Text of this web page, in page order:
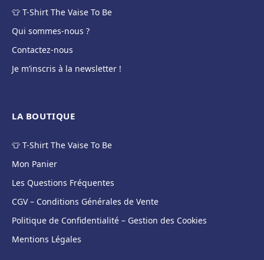
👕 T-Shirt The Vaise To Be
Qui sommes-nous ?
Contactez-nous
Je m’inscris à la newsletter !
LA BOUTIQUE
👕 T-Shirt The Vaise To Be
Mon Panier
Les Questions Fréquentes
CGV – Conditions Générales de Vente
Politique de Confidentialité – Gestion des Cookies
Mentions Légales